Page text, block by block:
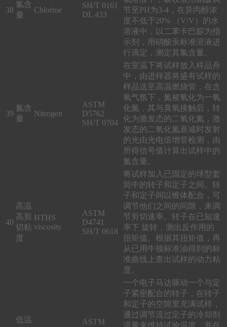
38
氯含
量
Chlorine
SH/T 0161
DL 433
节至PH为3-4，在异丙醇浓
度不低于20% （V/V）的水
溶液中，以二苯卡巴腙为指
示剂，用硝酸汞标准溶液进
行滴定，测定其氯含量。
39
氮含
量
Nitrogen
ASTM
D5762
SH/T 0704
在室温下将试样放入样品舟
中，由进样器将盛有试样的
样品送至高温燃烧管，在含
氧气氛下，氮被氧化为一氧
化氮，其与臭氧接触后，转
化为激发态的二氧化氮，激
发态的二氧化氮衰减时发射
的光由光电倍增管检测，由
所得信号值计算出试样中的
氮含量。
40
高温
高剪
切粘
度
HTHS
viscosity
ASTM
D4741
SH/T 0618
将试样加入已固定的球型套
筒中的转子和定子之间。转
子和定子间以锥体配合，可
调节他们之间的间隙，来调
节剪切速率。转子在已知速
率下 旋转，测出反作用的
扭矩值。根据其扭矩值，再
从已用牛顿标准油得到的标
准曲线上查出试样的动力粘
度。
低温
ASTM
一个电子马达驱动一个与定
子紧密配合的转子，在转子
和定子的空隙里充满试样，
通过调节流过定子的冷却剂
流量来维持试验温度，并在